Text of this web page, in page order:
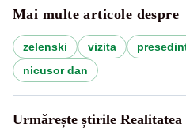
Mai multe articole despre
zelenski vizita
nicusor dan
Urmărește știrile